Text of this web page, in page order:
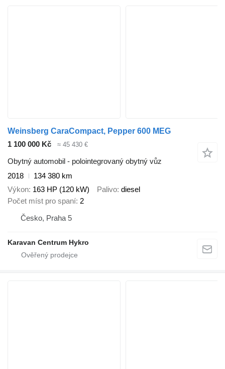
Weinsberg CaraCompact, Pepper 600 MEG
1 100 000 Kč
≈ 45 430 €
Obytný automobil - polointegrovaný obytný vůz
2018
134 380 km
Výkon 163 HP (120 kW) Palivo diesel
Počet míst pro spaní 2
Česko, Praha 5
Karavan Centrum Hykro